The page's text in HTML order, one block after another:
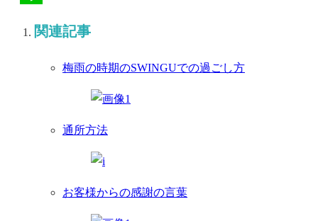
関連記事
梅雨の時期のSWINGUでの過ごし方
通所方法
お客様からの感謝の言葉